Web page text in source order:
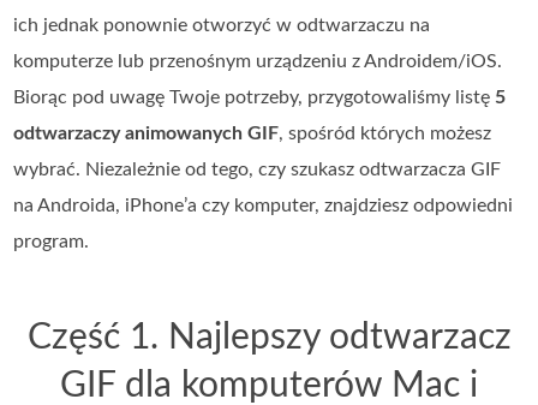
ich jednak ponownie otworzyć w odtwarzaczu na
komputerze lub przenośnym urządzeniu z Androidem/iOS.
Biorąc pod uwagę Twoje potrzeby, przygotowaliśmy listę 5
odtwarzaczy animowanych GIF, spośród których możesz
wybrać. Niezależnie od tego, czy szukasz odtwarzacza GIF
na Androida, iPhone’a czy komputer, znajdziesz odpowiedni
program.
Część 1. Najlepszy odtwarzacz
GIF dla komputerów Mac i